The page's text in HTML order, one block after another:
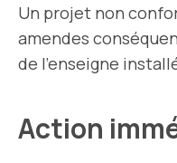
Un projet non
amendes
de l’enseigne
Action